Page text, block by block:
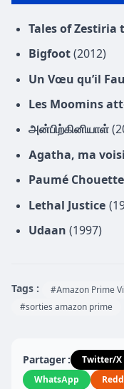
Tales of Zestiria
Bigfoot (2012)
Un Vœu qu’il
Les Moomins
அன்பிற்கினியாள்
Agatha, ma
Paumé Chouette
Lethal Justice
Udaan (1997)
Tags : #Amazon Prime
#sorties amazon prime
Partager : Twitter/X
WhatsApp